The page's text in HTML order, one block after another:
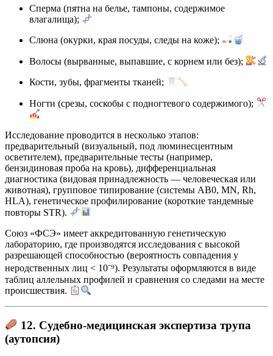
Сперма (пятна на белье, тампоны, содержимое
влагалища);
Слюна (окурки, края посуды, следы на коже);
Волосы (вырванные, выпавшие, с корнем или без);
Кости, зубы, фрагменты тканей;
Ногти (срезы, соскобы с подногтевого содержимого);
Исследование проводится в несколько этапов:
предварительный (визуальный, под люминесцентным
осветителем), предварительные тесты (например,
бензидиновая проба на кровь), дифференциальная
диагностика (видовая принадлежность — человеческая или
животная), групповое типирование (системы AB0, MN, Rh,
HLA), генетическое профилирование (короткие тандемные
повторы STR).
Союз «ФСЭ» имеет аккредитованную генетическую
лабораторию, где производятся исследования с высокой
разрешающей способностью (вероятность совпадения у
неродственных лиц < 10⁻⁹). Результаты оформляются в виде
таблиц аллельных профилей и сравнения со следами на месте
происшествия.
12. Судебно-медицинская экспертиза трупа
(аутопсия)